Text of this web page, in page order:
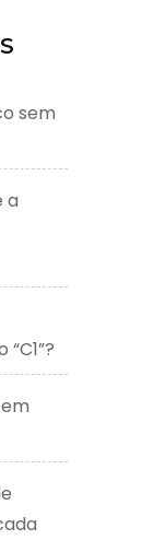
sem
a